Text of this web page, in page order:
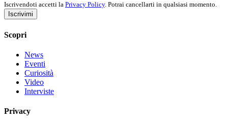
Iscrivendoti accetti la Privacy Policy. Potrai cancellarti in qualsiasi momento.
Iscrivimi
Scopri
News
Eventi
Curiosità
Video
Interviste
Privacy